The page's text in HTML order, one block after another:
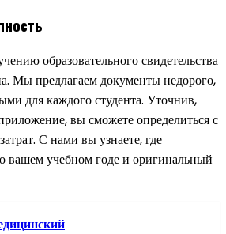
образовательного свидетельства
Мы предлагаем документы недорого,
для каждого студента. Уточнив,
вы сможете определиться с
С нами вы узнаете, где
вашем учебном годе и оригинальный